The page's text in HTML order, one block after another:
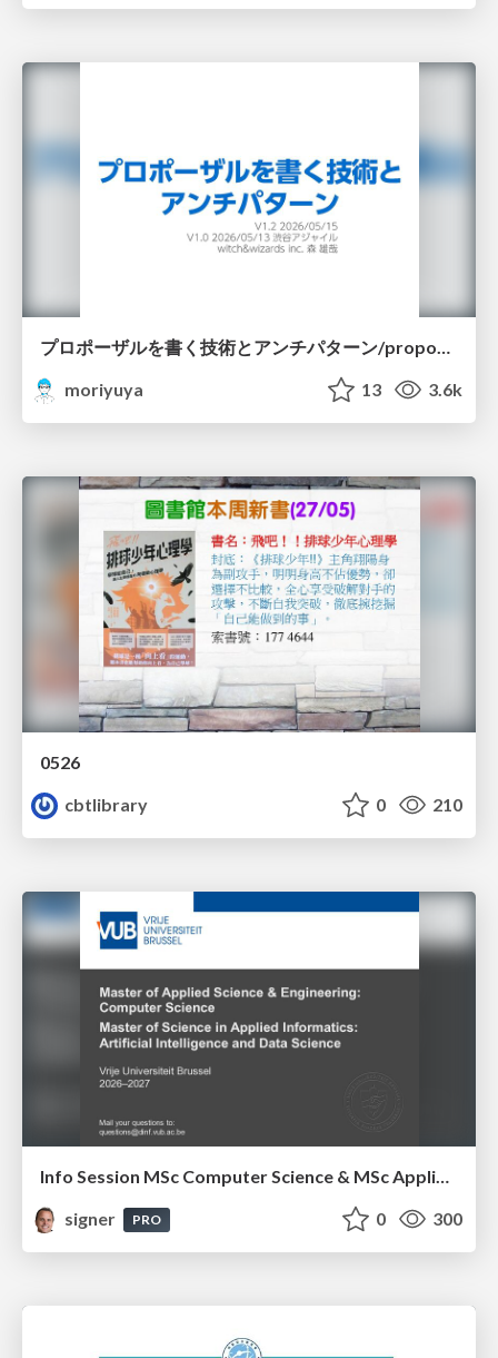
プロポーザルを書く技術とアンチパターン/proposal-writing-and-antipatterns
moriyuya
13 3.6k
0526
cbtlibrary
0 210
Info Session MSc Computer Science & MSc Applied Informatics
signer
PRO 0 300